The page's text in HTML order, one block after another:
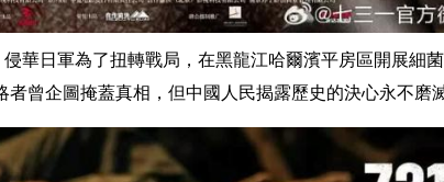
華日軍為了扭轉戰局，在黑龍江哈爾濱平房區開展細
曾企圖掩蓋真相，但中國人民揭露歷史的決心永不磨滅